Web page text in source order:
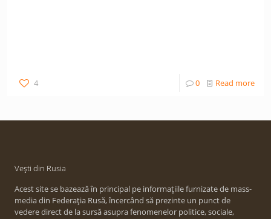
4 0 Read more
Vești din Rusia
Acest site se bazează în principal pe informațiile furnizate de mass-
media din Federația Rusă, încercând să prezinte un punct de
vedere direct de la sursă asupra fenomenelor politice, sociale,